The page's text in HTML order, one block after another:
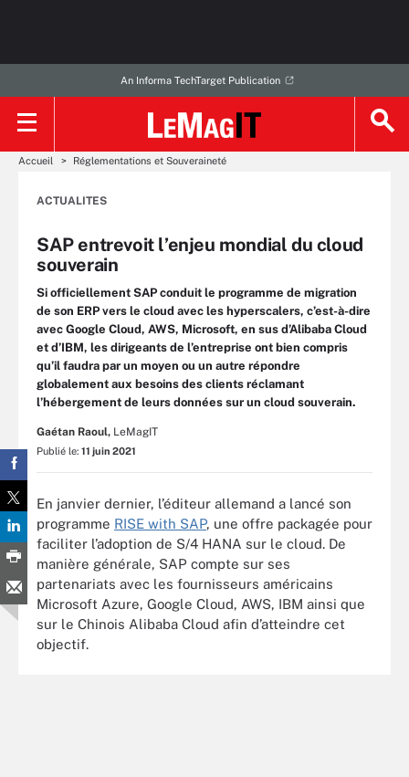
An Informa TechTarget Publication
Accueil Réglementations et Souveraineté
ACTUALITES
SAP entrevoit l’enjeu mondial du cloud
souverain
Si officiellement SAP conduit le programme de migration
de son ERP vers le cloud avec les hyperscalers, c’est-à-dire
avec Google Cloud, AWS, Microsoft, en sus d’Alibaba Cloud
et d’IBM, les dirigeants de l’entreprise ont bien compris
qu’il faudra par un moyen ou un autre répondre
globalement aux besoins des clients réclamant
l’hébergement de leurs données sur un cloud souverain.
Gaétan Raoul, LeMagIT
Publié le: 11 juin 2021
En janvier dernier, l’éditeur allemand a lancé son
programme RISE with SAP, une offre packagée pour
faciliter l’adoption de S/4 HANA sur le cloud. De
manière générale, SAP compte sur ses
partenariats avec les fournisseurs américains
Microsoft Azure, Google Cloud, AWS, IBM ainsi que
sur le Chinois Alibaba Cloud afin d’atteindre cet
objectif.